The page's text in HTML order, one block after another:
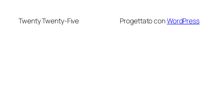
Twenty Twenty-Five Progettato conWordPress